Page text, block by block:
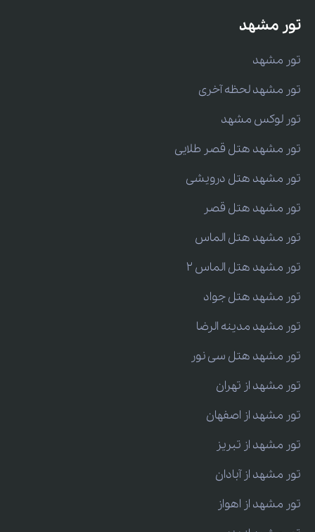
تور مشهد
تور مشهد
تور مشهد لحظه آخری
تور لوکس مشهد
تور مشهد هتل قصر طلایی
تور مشهد هتل درویشی
تور مشهد هتل قصر
تور مشهد هتل الماس
تور مشهد هتل الماس 2
تور مشهد هتل جواد
تور مشهد مدینه الرضا
تور مشهد هتل سی نور
تور مشهد از تهران
تور مشهد از اصفهان
تور مشهد از تبریز
تور مشهد از آبادان
تور مشهد از اهواز